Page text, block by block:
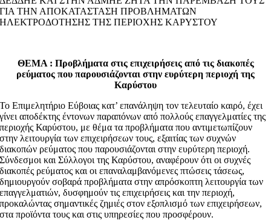
ΓΙΑ ΤΗΝ ΑΠΟΚΑΤΑΣΤΑΣΗ ΠΡΟΒΛΗΜΑΤΩΝ
ΗΛΕΚΤΡΟΔΟΤΗΣΗΣ ΤΗΣ ΠΕΡΙΟΧΗΣ ΚΑΡΥΣΤΟΥ
ΘΕΜΑ : Προβλήματα στις επιχειρήσεις από τις διακοπές
ρεύματος που παρουσιάζονται στην ευρύτερη περιοχή της
Καρύστου
Το Επιμελητήριο Εύβοιας κατ’ επανάληψη τον τελευταίο καιρό, έχει
γίνει αποδέκτης έντονων παραπόνων από πολλούς επαγγελματίες της
περιοχής Καρύστου, με θέμα τα προβλήματα που αντιμετωπίζουν
στην λειτουργία των επιχειρήσεων τους, εξαιτίας των συχνών
διακοπών ρεύματος που παρουσιάζονται στην ευρύτερη περιοχή.
Σύνδεσμοι και Σύλλογοι της Καρύστου, αναφέρουν ότι οι συχνές
διακοπές ρεύματος και οι επαναλαμβανόμενες πτώσεις τάσεως,
δημιουργούν σοβαρά προβλήματα στην απρόσκοπτη λειτουργία των
επαγγελματιών, δυσφημούν τις επιχειρήσεις και την περιοχή,
προκαλώντας σημαντικές ζημιές στον εξοπλισμό των επιχειρήσεων,
στα προϊόντα τους και στις υπηρεσίες που προσφέρουν.